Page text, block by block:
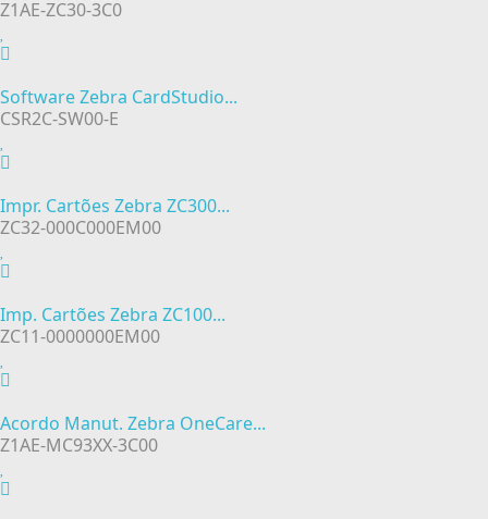
Z1AE-ZC30-3C0
Software Zebra CardStudio...
CSR2C-SW00-E
Impr. Cartões Zebra ZC300...
ZC32-000C000EM00
Imp. Cartões Zebra ZC100...
ZC11-0000000EM00
Acordo Manut. Zebra OneCare...
Z1AE-MC93XX-3C00